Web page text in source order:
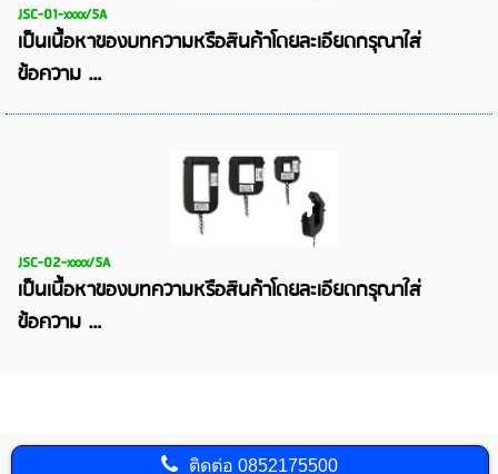
JSC-01-xxxx/5A
เป็นเนื้อหาของบทความหรือสินค้าโดยละเอียดกรุณาใส่
ข้อความ …
JSC-02-xxxx/5A
เป็นเนื้อหาของบทความหรือสินค้าโดยละเอียดกรุณาใส่
ข้อความ …
ติดต่อ0852175500